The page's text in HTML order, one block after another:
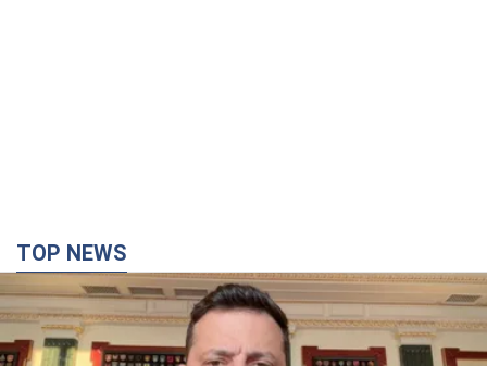
TOP NEWS